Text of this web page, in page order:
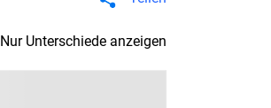
Nur Unterschiede anzeigen